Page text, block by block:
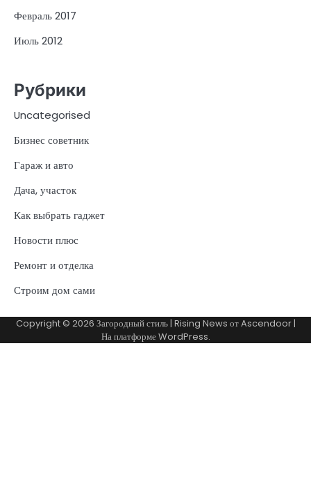
Февраль 2017
Июль 2012
Рубрики
Uncategorised
Бизнес советник
Гараж и авто
Дача, участок
Как выбрать гаджет
Новости плюс
Ремонт и отделка
Строим дом сами
Copyright © 2026 Загородный стиль| Rising News отAscendoor|
На платформеWordPress.